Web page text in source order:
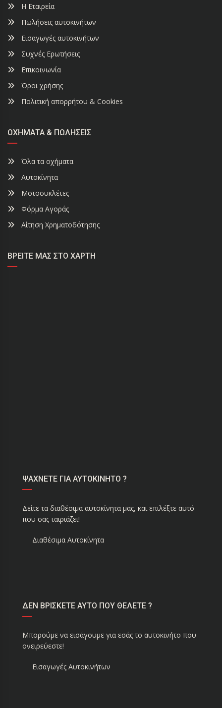
Η Εταιρεία
Πωλήσεις αυτοκινήτων
Εισαγωγές αυτοκινήτων
Συχνές Ερωτήσεις
Επικοινωνία
Όροι χρήσης
Πολιτική απορρήτου & Cookies
ΟΧΉΜΑΤΑ & ΠΩΛΉΣΕΙΣ
Όλα τα οχήματα
Αυτοκίνητα
Μοτοσυκλέτες
Φόρμα Αγοράς
Αίτηση Χρηματοδότησης
ΒΡΕΊΤΕ ΜΑΣ ΣΤΟ ΧΆΡΤΗ
ΨΑΧΝΕΤΕ ΓΙΑ ΑΥΤΟΚΙΝΗΤΟ ?
Δείτε τα διαθέσιμα αυτοκίνητα μας, και επιλέξτε αυτό
που σας ταιριάζει!
Διαθέσιμα Αυτοκίνητα
ΔΕΝ ΒΡΙΣΚΕΤΕ ΑΥΤΟ ΠΟΥ ΘΕΛΕΤΕ ?
Μπορούμε να εισάγουμε για εσάς το αυτοκινήτο που
ονειρεύεστε!
Εισαγωγές Αυτοκινήτων